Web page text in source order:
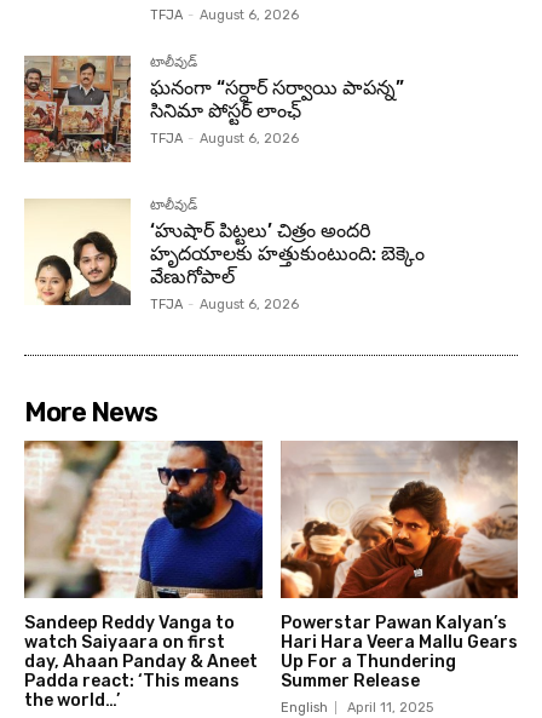
TFJA - August 6, 2026
టాలీవుడ్
ఘనంగా “సర్దార్ సర్వాయి పాపన్న”
సినిమా పోస్టర్ లాంఛ్
TFJA - August 6, 2026
టాలీవుడ్
‘హుషార్‌ పిట్టలు’ చిత్రం అందరి
హృదయాలకు హత్తుకుంటుంది: బెక్కెం
వేణుగోపాల్‌
TFJA - August 6, 2026
More News
Sandeep Reddy Vanga to
watch Saiyaara on first
day, Ahaan Panday & Aneet
Padda react: ‘This means
the world…’
Powerstar Pawan Kalyan’s
Hari Hara Veera Mallu Gears
Up For a Thundering
Summer Release
English April 11, 2025